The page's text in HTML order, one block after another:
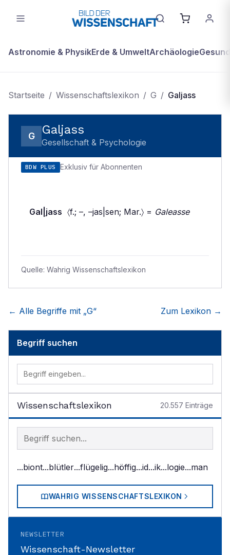
Astronomie & PhysikErde & UmweltArchäologie
Startseite / Wissenschaftslexikon / G / Galjass
G Galjass
Gesellschaft & Psychologie
BDW PLUS Exklusiv für Abonnenten
Gal|jass 〈f.; –, –jas|sen; Mar.〉 = Galeasse
Quelle: Wahrig Wissenschaftslexikon
← Alle Begriffe mit „G“ Zum Lexikon →
Begriff suchen
Wissenschaftslexikon 20.557 Einträge
Begriff im Lexikon suchen
...biont...blütler...flügelig...höffig...id...ik...logie...man
WAHRIG WISSENSCHAFTSLEXIKON
NEWSLETTER
Wissenschaft-Newsletter